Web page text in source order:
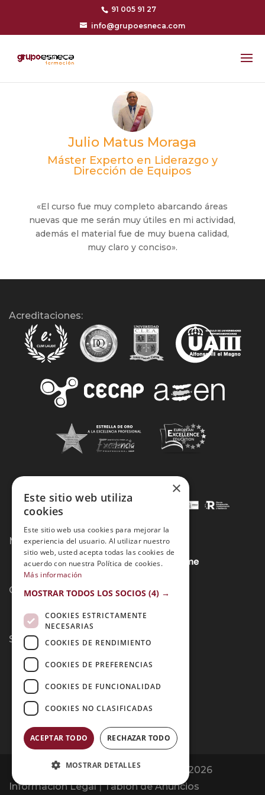
91 005 91 27
info@grupoesneca.com
Julio Matus Moraga
Máster Experto en Liderazgo y
Dirección de Equipos
«El curso fue muy completo abarcando áreas
nuevas que me serán muy útiles en mi actividad,
además el material fue de muy buena calidad,
muy claro y conciso».
Acreditaciones:
Métodos de Pago:
Contacto:
Síguenos:
Opiniones Grupo Esneca | Copyright 2026
Información Legal|Tablón de Anuncios
×
Este sitio web utiliza
cookies
Este sitio web usa cookies para mejorar la
experiencia del usuario. Al utilizar nuestro
sitio web, usted acepta todas las cookies de
acuerdo con nuestra Política de cookies.
Más información
MOSTRAR TODOS LOS SOCIOS (4) →
COOKIES ESTRICTAMENTE
NECESARIAS
COOKIES DE RENDIMIENTO
COOKIES DE PREFERENCIAS
COOKIES DE FUNCIONALIDAD
COOKIES NO CLASIFICADAS
ACEPTAR TODO RECHAZAR TODO
MOSTRAR DETALLES